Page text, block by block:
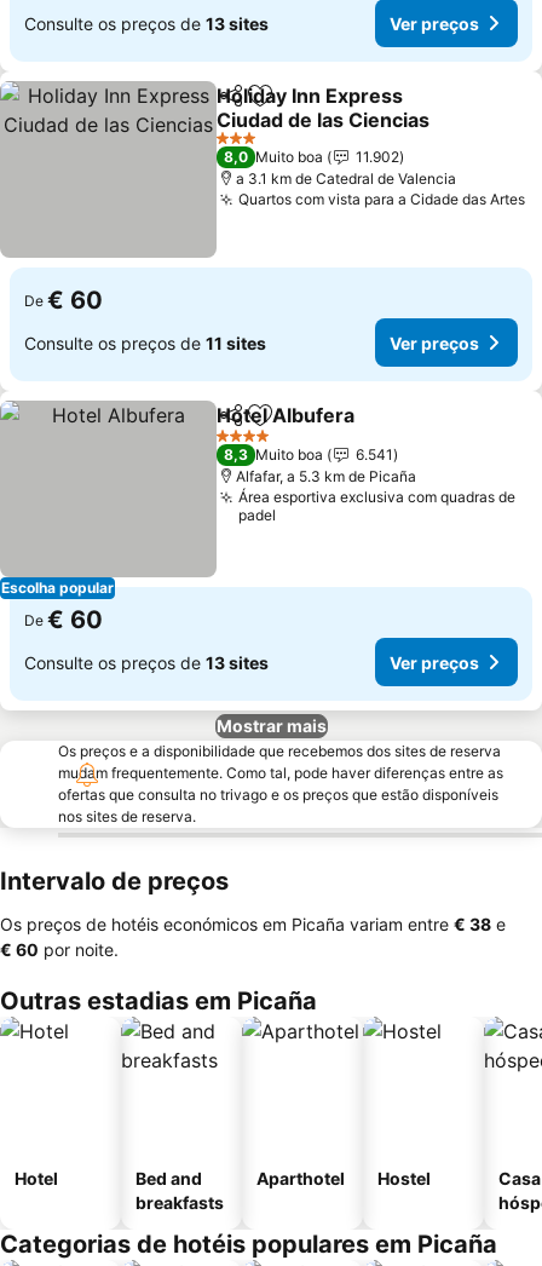
Consulte os preços de 13 sites Ver preços
PartilharAdicionar aos favoritos
Holiday Inn Express
Ciudad de las Ciencias
3 Estrelas
8,0 Muito boa
11.902
a 3.1 km de Catedral de Valencia
Quartos com vista para a Cidade das Artes
De € 60
Consulte os preços de 11 sites Ver preços
Escolha popular
PartilharAdicionar aos favoritos
Hotel Albufera
4 Estrelas
8,3 Muito boa
6.541
Alfafar, a 5.3 km de Picaña
Área esportiva exclusiva com quadras de
padel
De € 60
Consulte os preços de 13 sites Ver preços
Mostrar mais
Os preços e a disponibilidade que recebemos dos sites de reserva
mudam frequentemente. Como tal, pode haver diferenças entre as
ofertas que consulta no trivago e os preços que estão disponíveis
nos sites de reserva.
Intervalo de preços
Os preços de hotéis económicos em Picaña variam entre ‎€ 38 e
‎€ 60 por noite.
Outras estadias em Picaña
Hotel
Bed and
breakfasts
Aparthotel Hostel
Categorias de hotéis populares em Picaña